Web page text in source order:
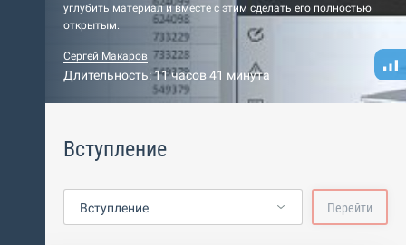
углубить материал и вместе с этим сделать его полностью
открытым.
Сергей Макаров
Длительность: 11 часов 41 минута
Вступление
Вступление Перейти